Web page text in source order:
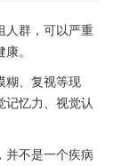
人群，可以严重
。
糊、复视等现
记忆力、视觉认
并不是一个疾病